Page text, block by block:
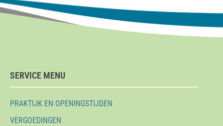
SERVICE MENU
PRAKTIJK EN OPENINGSTIJDEN
VERGOEDINGEN